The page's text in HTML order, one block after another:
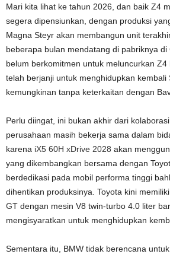
Mari kita lihat ke tahun 2026, dan baik Z4
segera dipensiunkan, dengan produksi
Magna Steyr akan membangun unit
beberapa bulan mendatang di pabriknya di
belum berkomitmen untuk meluncurkan Z4
telah berjanji untuk menghidupkan kembali
kemungkinan tanpa keterkaitan dengan
Perlu diingat, ini bukan akhir dari
perusahaan masih bekerja sama dalam
karena iX5 60H xDrive 2028 akan
yang dikembangkan bersama dengan
berdedikasi pada mobil performa tinggi
dihentikan produksinya. Toyota kini memiliki
GT dengan mesin V8 twin-turbo 4.0 liter
mengisyaratkan untuk menghidupkan
Sementara itu, BMW tidak berencana